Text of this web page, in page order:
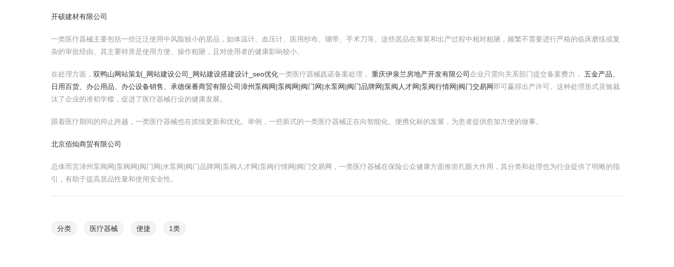
开硕建材有限公司
一类医疗器械主要包括一些泛泛使用中风险较小的居品，如体温计、血压计、医用纱布、绷带、手术刀等。这些居品在筹算和出产过程中相对粗陋，频繁不需要进行严格的临床磨练或复
杂的审批经由。其主要特质是使用方便、操作粗陋，且对使用者的健康影响较小。
在处理方面， 双鸭山网站策划_网站建设公司_网站建设搭建设计_seo优化一类医疗器械践诺备案处理， 重庆伊泉兰房地产开发有限公司企业只需向关系部门提交备案费力， 五金产品、
日用百货、办公用品、办公设备销售、承德保番商贸有限公司漳州泵阀网|泵阀网|阀门网|水泵网|阀门品牌网|泵阀人才网|泵阀行情网|阀门交易网 即可赢得出产许可。这种处理形式灵验裁
汰了企业的准初学槛，促进了医疗器械行业的健康发展。
跟着医疗期间的抑止跨越，一类医疗器械也在抓续更新和优化。举例，一些新式的一类医疗器械正在向智能化、便携化标的发展，为患者提供愈加方便的做事。
北京佰灿商贸有限公司
总体而言漳州泵阀网|泵阀网|阀门网|水泵网|阀门品牌网|泵阀人才网|泵阀行情网|阀门交易网，一类医疗器械在保险公众健康方面推崇扎眼大作用，其分类和处理也为行业提供了明晰的指
引，有助于提高居品性量和使用安全性。
分类 医疗器械 便捷 1类